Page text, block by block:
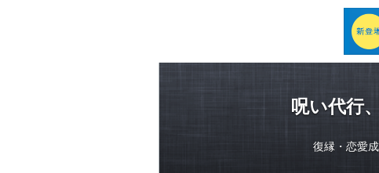
呪い代行
復縁・恋愛